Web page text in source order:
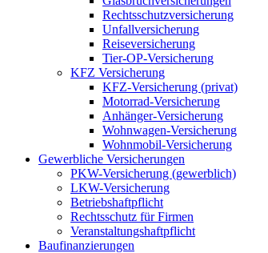
Rechtsschutzversicherung
Unfallversicherung
Reiseversicherung
Tier-OP-Versicherung
KFZ Versicherung
KFZ-Versicherung (privat)
Motorrad-Versicherung
Anhänger-Versicherung
Wohnwagen-Versicherung
Wohnmobil-Versicherung
Gewerbliche Versicherungen
PKW-Versicherung (gewerblich)
LKW-Versicherung
Betriebshaftpflicht
Rechtsschutz für Firmen
Veranstaltungshaftpflicht
Baufinanzierungen